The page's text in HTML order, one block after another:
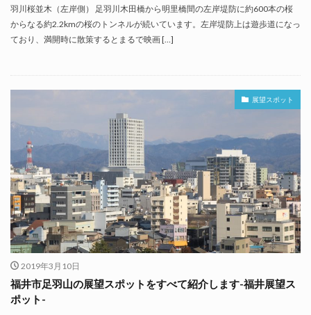
羽川桜並木（左岸側） 足羽川木田橋から明里橋間の左岸堤防に約600本の桜
からなる約2.2kmの桜のトンネルが続いています。左岸堤防上は遊歩道になっ
ており、満開時に散策するとまるで映画 […]
展望スポット
2019年3月10日
福井市足羽山の展望スポットをすべて紹介します-福井展望ス
ポット-